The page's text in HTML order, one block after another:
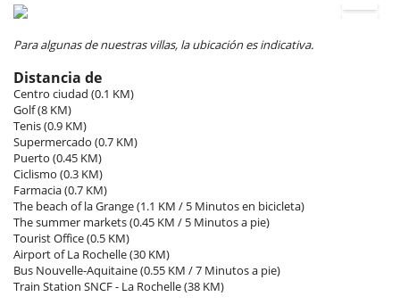
Ocios y actividades deportivas
Music speaker
Para su comodidad y agrado
Azotea
Estufa de leña
Condiciones de reserva
- Depósito cargado por Villanovo en el momento de la reserva :
- 2º pago45 Díasantes de la llegada :60 %del total de la reserva.
- El precio total de la reserva no incluye las consumiciones, comidas y
otros servicios solicitados in situ.
Condiciones y gastos de anulación
- Cualquier modificación o anulación debe ser remitida por correo
electrónico
- Las condiciones de anulación se aplican en referencia a la hora local
de la casa
- El depósito de la reserva no se reembolsará en caso de anulación.
- Anulación a menos de45 Díasantes de la llegada :100 %
la reserva.
- No presentado (No show) 100 %
1 7019 000170 6C
Para algunas de nuestras villas, la ubicación es indicativa.
Distancia de
Centro ciudad (0.1 KM)
Golf (8 KM)
Tenis (0.9 KM)
Supermercado (0.7 KM)
Puerto (0.45 KM)
Ciclismo (0.3 KM)
Farmacia (0.7 KM)
The beach of la Grange (1.1 KM / 5 Minutos en bicicleta)
The summer markets (0.45 KM / 5 Minutos a pie)
Tourist Office (0.5 KM)
Airport of La Rochelle (30 KM)
Bus Nouvelle-Aquitaine (0.55 KM / 7 Minutos a pie)
Train Station SNCF - La Rochelle (38 KM)